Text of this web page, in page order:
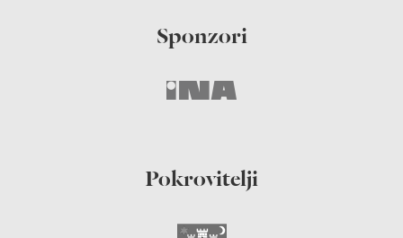
Sponzori
Pokrovitelji